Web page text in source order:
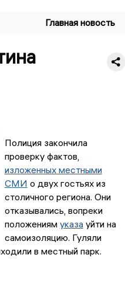
Главная новость
Полиция закончила
проверку фактов,
изложенных местными
СМИ о двух гостьях из
столичного региона. Они
отказывались, вопреки
положениям указауйти на
самоизоляцию. Гуляли
в местный парк.